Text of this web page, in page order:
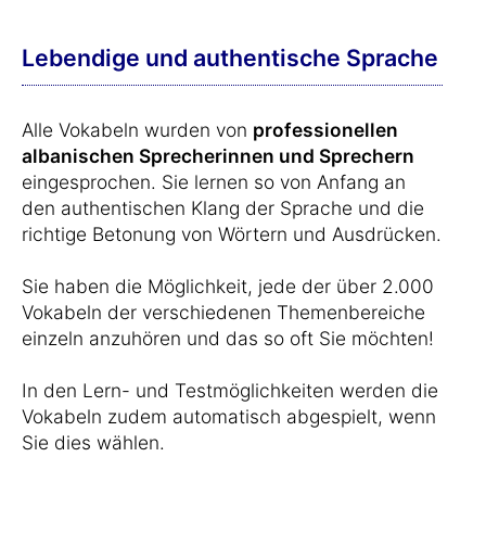
Lebendige und authentische Sprache
Alle Vokabeln wurden von professionellen
albanischen Sprecherinnen und Sprechern
eingesprochen. Sie lernen so von Anfang an
den authentischen Klang der Sprache und die
richtige Betonung von Wörtern und Ausdrücken.
Sie haben die Möglichkeit, jede der über 2.000
Vokabeln der verschiedenen Themenbereiche
einzeln anzuhören und das so oft Sie möchten!
In den Lern- und Testmöglichkeiten werden die
Vokabeln zudem automatisch abgespielt, wenn
Sie dies wählen.